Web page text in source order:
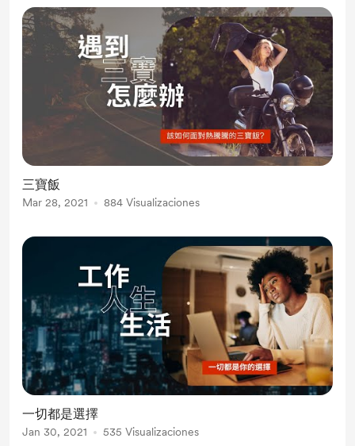
三寶飯
Mar 28, 2021 884 Visualizaciones
一切都是選擇
Jan 30, 2021 535 Visualizaciones